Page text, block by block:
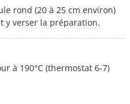
rond (20 à 25 cm environ)
y verser la préparation.
à 190°C (thermostat 6-7)